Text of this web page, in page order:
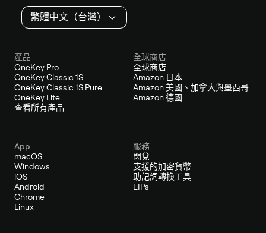
繁體中文（台灣）
產品
OneKey Pro
OneKey Classic 1S
OneKey Classic 1S Pure
OneKey Lite
查看所有產品
全球商店
全球商店
Amazon 日本
Amazon 美國、加拿大與墨西哥
Amazon 德國
App
macOS
Windows
iOS
Android
Chrome
Linux
服務
閃兌
支援的加密貨幣
助記詞轉換工具
EIPs